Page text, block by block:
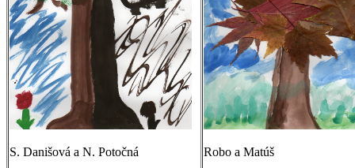
S. Danišová a N. Potočná Robo a Matúš